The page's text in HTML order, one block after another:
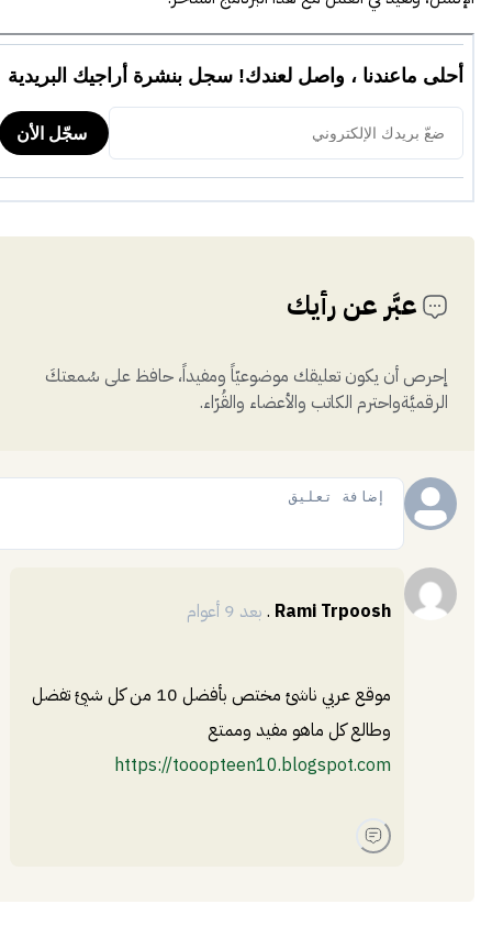
عبَّر عن رأيك
إحرص أن يكون تعليقك موضوعيّاً ومفيداً، حافظ على سُمعتكَ
الرقميَّةواحترم الكاتب والأعضاء والقُرّاء.
Rami Trpoosh
. بعد 9 أعوام
موقع عربي ناشئ مختص بأفضل 10 من كل شيئ تفضل
وطالع كل ماهو مفيد وممتع
https://tooopteen10.blogspot.com